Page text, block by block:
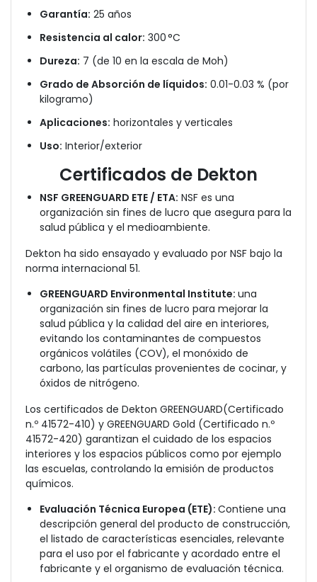
Garantía: 25 años
Resistencia al calor: 300 °C
Dureza: 7 (de 10 en la escala de Moh)
Grado de Absorción de líquidos: 0.01-0.03 % (por
kilogramo)
Aplicaciones: horizontales y verticales
Uso: Interior/exterior
Certificados de Dekton
NSF GREENGUARD ETE / ETA: NSF es una
organización sin fines de lucro que asegura para la
salud pública y el medioambiente.
Dekton ha sido ensayado y evaluado por NSF bajo la
norma internacional 51.
GREENGUARD Environmental Institute: una
organización sin fines de lucro para mejorar la
salud pública y la calidad del aire en interiores,
evitando los contaminantes de compuestos
orgánicos volátiles (COV), el monóxido de
carbono, las partículas provenientes de cocinar, y
óxidos de nitrógeno.
Los certificados de Dekton GREENGUARD(Certificado
n.º 41572-410) y GREENGUARD Gold (Certificado n.º
41572-420) garantizan el cuidado de los espacios
interiores y los espacios públicos como por ejemplo
las escuelas, controlando la emisión de productos
químicos.
Evaluación Técnica Europea (ETE): Contiene una
descripción general del producto de construcción,
el listado de características esenciales, relevante
para el uso por el fabricante y acordado entre el
fabricante y el organismo de evaluación técnica.